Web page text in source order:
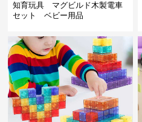
知育玩具 マグビルド木製電車
セット ベビー用品